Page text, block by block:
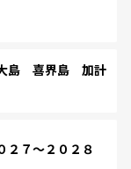
島 喜界島 加計
７～２０２８